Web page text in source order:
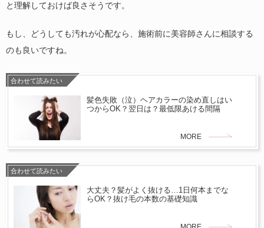
と理解しておけば良さそうです。
もし、どうしても汚れが心配なら、施術前に美容師さんに相談する
のも良いですね。
合わせて読みたい
髪色失敗（泣）ヘアカラーの染め直しはい
つからOK？翌日は？最低限あける間隔
MORE
合わせて読みたい
大丈夫？髪がよく抜ける…1日何本までな
らOK？抜け毛の本数の基礎知識